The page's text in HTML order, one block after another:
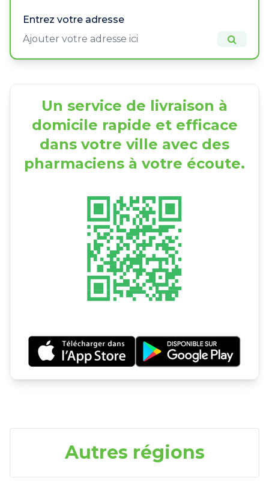
Entrez votre adresse
Un service de livraison à
domicile rapide et efficace
dans votre ville avec des
pharmaciens à votre écoute.
Autres régions